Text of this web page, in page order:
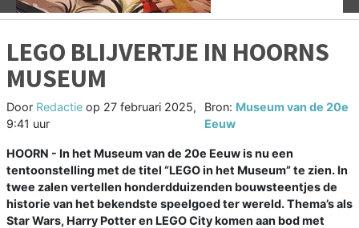
LEGO BLIJVERTJE IN HOORNS
MUSEUM
Door Redactie op 27 februari 2025,
9:41 uur
Bron: Museum van de 20e
Eeuw
HOORN - In het Museum van de 20e Eeuw is nu een
tentoonstelling met de titel “LEGO in het Museum” te zien. In
twee zalen vertellen honderdduizenden bouwsteentjes de
historie van het bekendste speelgoed ter wereld. Thema’s als
Star Wars, Harry Potter en LEGO City komen aan bod met